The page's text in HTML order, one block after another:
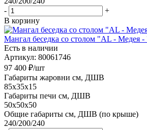
-
+
В корзину
Мангал беседка со столом "AL - Медея -
Есть в наличии
Артикул: 80061746
97 400 ₽/шт
Габариты жаровни см, ДШВ
85x35x15
Габариты печи см, ДШВ
50x50x50
Общие габариты см, ДШВ (по крыше)
240/200/240